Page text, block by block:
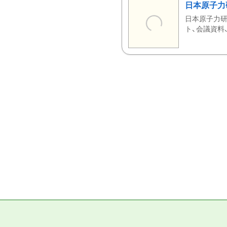
日本原子
日本原子力
ト、会議資